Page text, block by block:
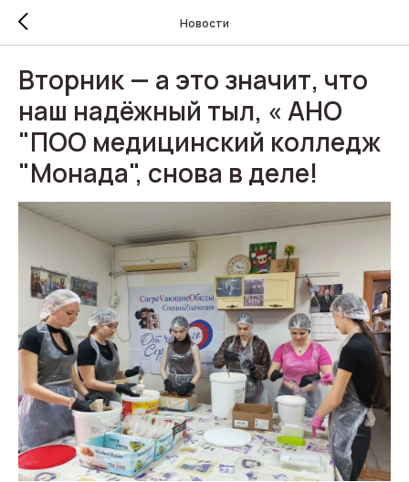
Новости
Вторник — а это значит, что
наш надёжный тыл, « АНО
"ПОО медицинский колледж
"Монада", снова в деле!